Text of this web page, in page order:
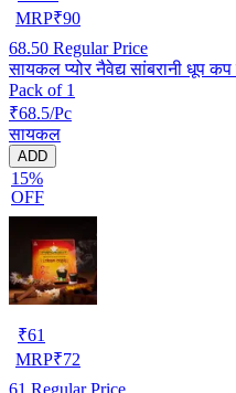
MRP₹90
68.50 Regular Price
सायकल प्योर नैवेद्य सांबरानी धूप
Pack of 1
₹68.5/Pc
सायकल
ADD
15%
OFF
₹61
MRP₹72
61 Regular Price